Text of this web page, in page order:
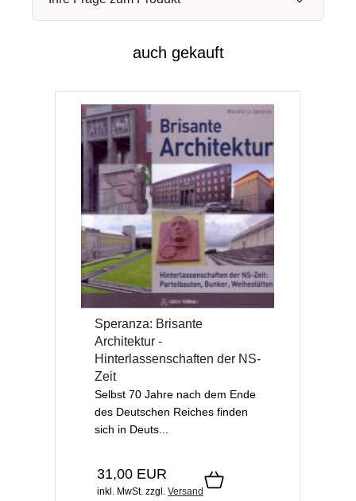
auch gekauft
Speranza: Brisante
Architektur -
Hinterlassenschaften der NS-
Zeit
Selbst 70 Jahre nach dem Ende
des Deutschen Reiches finden
sich in Deuts...
31,00 EUR
inkl. MwSt. zzgl. Versand